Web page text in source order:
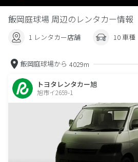
飯岡庭球場 周辺のレンタカー情報
1 レンタカー店舗 10 車種
飯岡庭球場から 4029m
トヨタレンタカー旭
旭市イ2659-1